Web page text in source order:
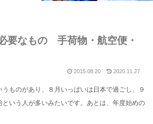
要なもの 手荷物・航空便・
2015.08.20 2020.11.27
ものがあり、８月いっぱいは日本で過ごし、９
いう人が多いみたいです。 あとは、年度始めの